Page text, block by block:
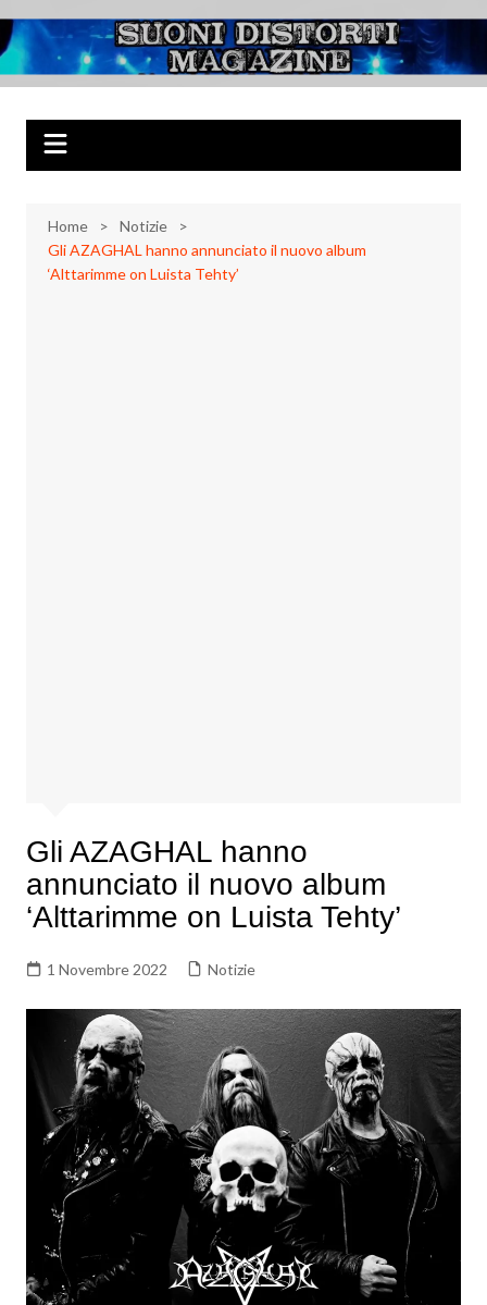
al
contenuto
Suoni Distorti
Magazine
Musica Rock, Metal, Punk e varie sonorità alternative
Home
Notizie
Gli AZAGHAL hanno annunciato il nuovo album
‘Alttarimme on Luista Tehty’
Gli AZAGHAL hanno
annunciato il nuovo album
‘Alttarimme on Luista Tehty’
1 Novembre 2022 Notizie